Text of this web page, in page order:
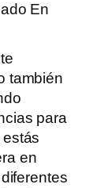
En
también
para
en